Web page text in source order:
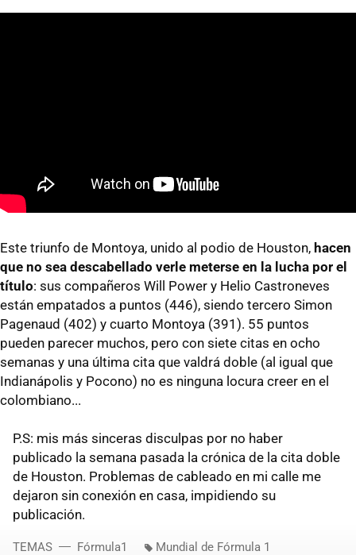
Este triunfo de Montoya, unido al podio de Houston, hacen
que no sea descabellado verle meterse en la lucha por el
título: sus compañeros Will Power y Helio Castroneves
están empatados a puntos (446), siendo tercero Simon
Pagenaud (402) y cuarto Montoya (391). 55 puntos
pueden parecer muchos, pero con siete citas en ocho
semanas y una última cita que valdrá doble (al igual que
Indianápolis y Pocono) no es ninguna locura creer en el
colombiano...
P.S: mis más sinceras disculpas por no haber
publicado la semana pasada la crónica de la cita doble
de Houston. Problemas de cableado en mi calle me
dejaron sin conexión en casa, impidiendo su
publicación.
TEMAS Fórmula1 Mundial de Fórmula 1